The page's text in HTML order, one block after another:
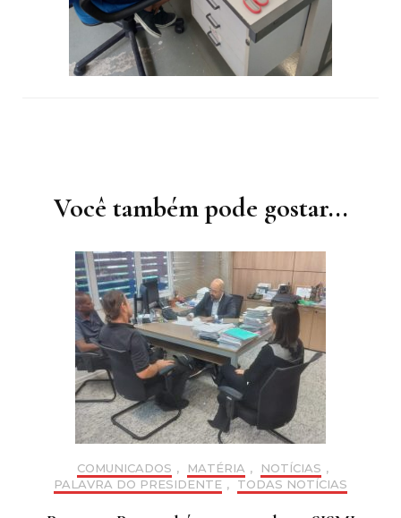
postVocê também pode gostar...
COMUNICADOS , MATÉRIA , NOTÍCIAS ,
PALAVRA DO PRESIDENTE , TODAS NOTÍCIAS